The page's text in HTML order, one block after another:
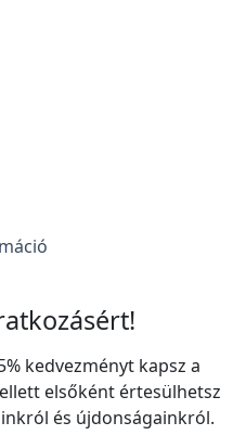
kedvezményt kapsz a
elsőként értesülhetsz
és újdonságainkról.